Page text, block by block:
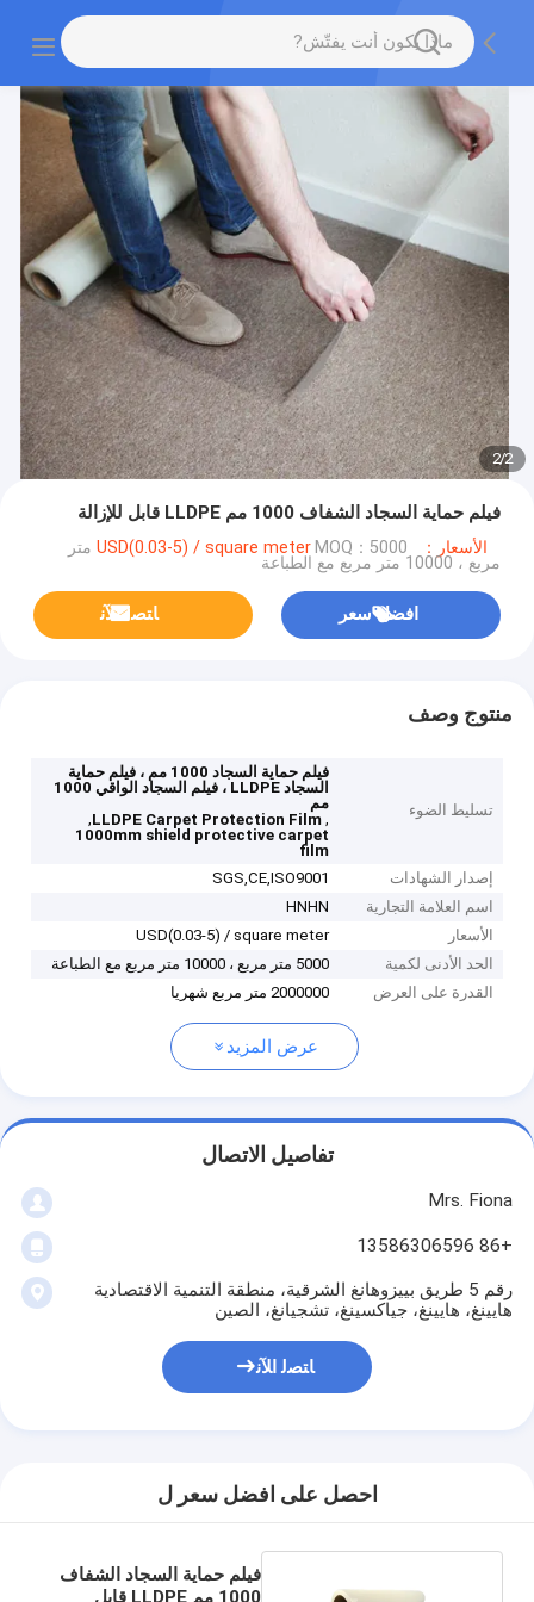
2
/
2
فيلم حماية السجاد الشفاف 1000 مم LLDPE قابل للإزالة
الأسعار：USD(0.03-5) / square meter MOQ：5000 متر
مربع ، 10000 متر مربع مع الطباعة
افضل سعر ﺎﺘﺼﻟ ﺍﻶﻧ
منتوج وصف
تسليط الضوء
فيلم حماية السجاد 1000 مم ، فيلم حماية
السجاد LLDPE ، فيلم السجاد الواقي 1000
مم
,
LLDPE Carpet Protection Film
,
1000mm shield protective carpet
film
إصدار الشهادات
SGS,CE,ISO9001
اسم العلامة التجارية
HNHN
الأسعار
USD(0.03-5) / square meter
الحد الأدنى لكمية
5000 متر مربع ، 10000 متر مربع مع الطباعة
القدرة على العرض
2000000 متر مربع شهريا
عرض المزيد
تفاصيل الاتصال
Mrs. Fiona
+86 13586306596
رقم 5 طريق بييزوهانغ الشرقية، منطقة التنمية الاقتصادية
هايينغ، هايينغ، جياكسينغ، تشجيانغ، الصين
ﺎﺘﺼﻟ ﺍﻶﻧ
احصل على افضل سعر ل
فيلم حماية السجاد الشفاف
1000 مم LLDPE قابل